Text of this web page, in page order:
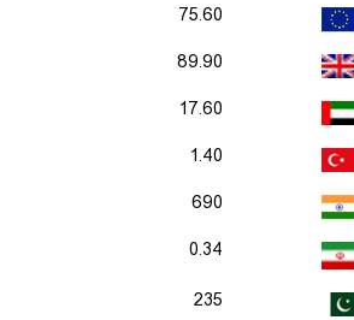
75.60
89.90
17.60
1.40
690
0.34
235